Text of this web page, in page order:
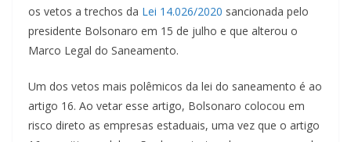
os vetos a trechos da Lei 14.026/2020 sancionada pelo
presidente Bolsonaro em 15 de julho e que alterou o
Marco Legal do Saneamento.
Um dos vetos mais polêmicos da lei do saneamento é ao
artigo 16. Ao vetar esse artigo, Bolsonaro colocou em
risco direto as empresas estaduais, uma vez que o artigo